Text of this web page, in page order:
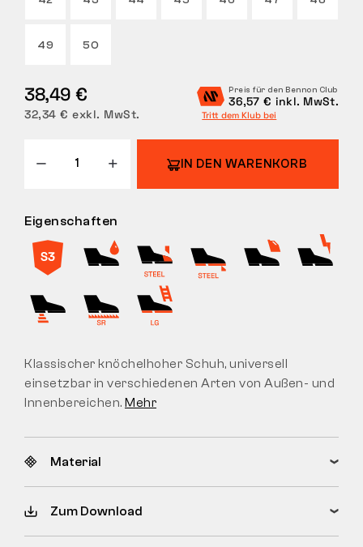
49 50
38,49 €
32,34 € exkl. MwSt.
Preis für den Bennon Club
36,57 € inkl. MwSt.
Tritt dem Klub bei
IN DEN WARENKORB
Eigenschaften
Klassischer knöchelhoher Schuh, universell
einsetzbar in verschiedenen Arten von Außen- und
Innenbereichen. Mehr
Material
Zum Download